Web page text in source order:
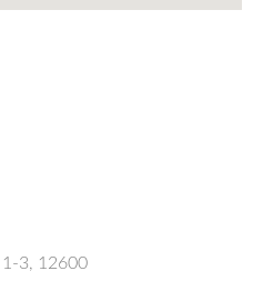
1-3, 12600